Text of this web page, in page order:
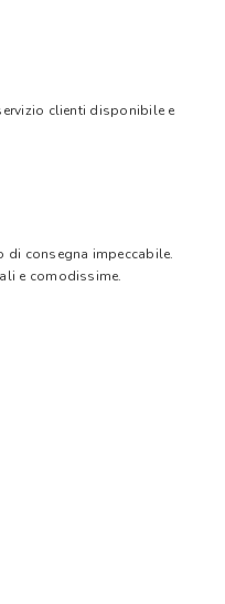
clienti disponibile e
di consegna impeccabile.
e comodissime.